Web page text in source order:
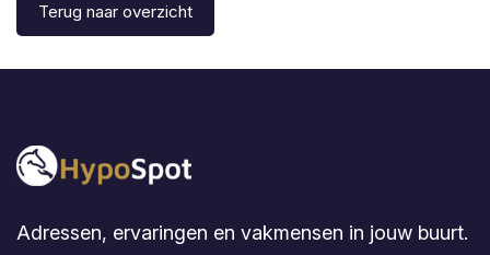
Terug naar overzicht
Adressen, ervaringen en vakmensen in jouw buurt.